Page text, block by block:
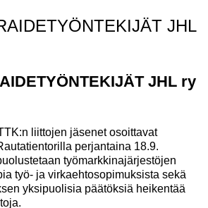
JHL
JHL ry
liittojen jäsenet osoittavat
perjantaina 18.9.
työmarkkinajärjestöjen
työ- ja virkaehtosopimuksista sekä
yksipuolisia päätöksiä heikentää